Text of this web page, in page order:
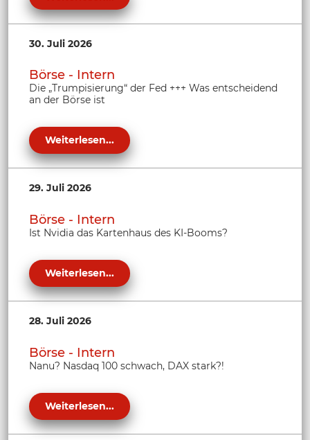
30. Juli 2026
Börse - Intern
Die „Trumpisierung“ der Fed +++ Was entscheidend
an der Börse ist
Weiterlesen...
29. Juli 2026
Börse - Intern
Ist Nvidia das Kartenhaus des KI-Booms?
Weiterlesen...
28. Juli 2026
Börse - Intern
Nanu? Nasdaq 100 schwach, DAX stark?!
Weiterlesen...